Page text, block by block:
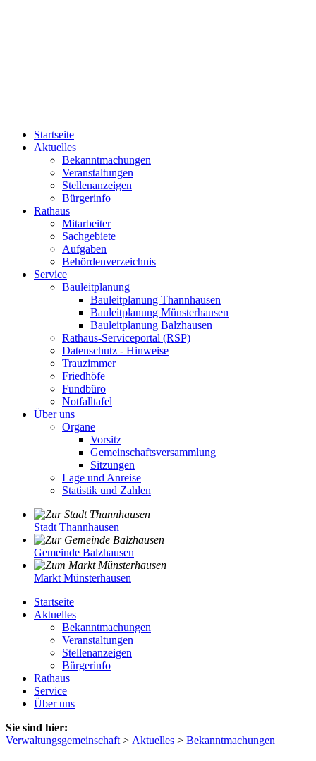
Startseite
Aktuelles
Bekanntmachungen
Veranstaltungen
Stellenanzeigen
Bürgerinfo
Rathaus
Mitarbeiter
Sachgebiete
Aufgaben
Behördenverzeichnis
Service
Bauleitplanung
Bauleitplanung Thannhausen
Bauleitplanung Münsterhausen
Bauleitplanung Balzhausen
Rathaus-Serviceportal (RSP)
Datenschutz - Hinweise
Trauzimmer
Friedhöfe
Fundbüro
Notfalltafel
Über uns
Organe
Vorsitz
Gemeinschaftsversammlung
Sitzungen
Lage und Anreise
Statistik und Zahlen
Stadt Thannhausen
Gemeinde Balzhausen
Markt Münsterhausen
Startseite
Aktuelles
Bekanntmachungen
Veranstaltungen
Stellenanzeigen
Bürgerinfo
Rathaus
Service
Über uns
Sie sind hier:
Verwaltungsgemeinschaft > Aktuelles > Bekanntmachungen